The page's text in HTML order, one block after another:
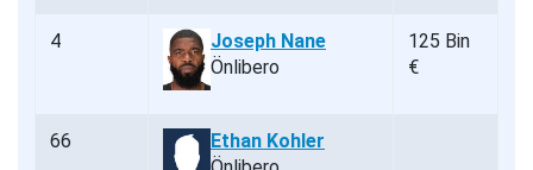
4
Joseph Nane
Önlibero
125 Bin
€
66
Ethan Kohler